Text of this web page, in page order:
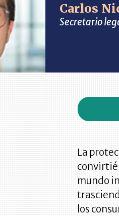
Carlos
Secretario
La
mundo
los